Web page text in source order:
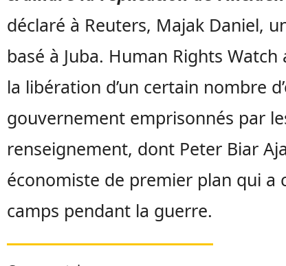
déclaré à Reuters, Majak Daniel,
basé à Juba. Human Rights Watch
la libération d’un certain nombre
gouvernement emprisonnés par
renseignement, dont Peter Biar
économiste de premier plan qui a
camps pendant la guerre.